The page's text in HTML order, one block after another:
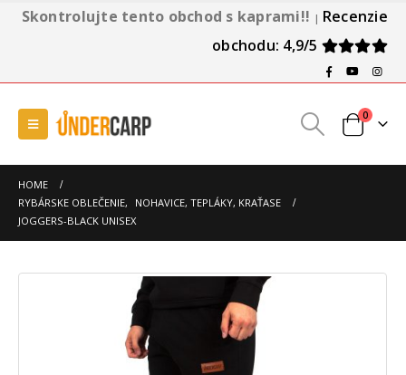
Skontrolujte tento obchod s kaprami!! | Recenzie
obchodu: 4,9/5
0
HOME
RYBÁRSKE OBLEČENIE,
NOHAVICE, TEPLÁKY, KRAŤASE
JOGGERS-BLACK UNISEX